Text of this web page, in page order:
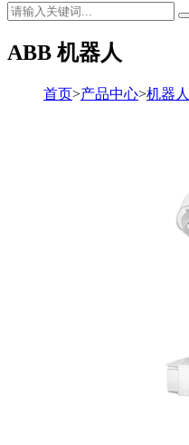
ABB 机器人
首页>产品中心>机器人